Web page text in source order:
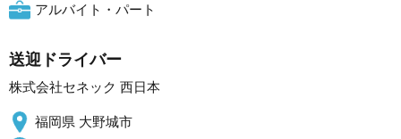
アルバイト・パート
送迎ドライバー
株式会社セネック 西日本
福岡県 大野城市